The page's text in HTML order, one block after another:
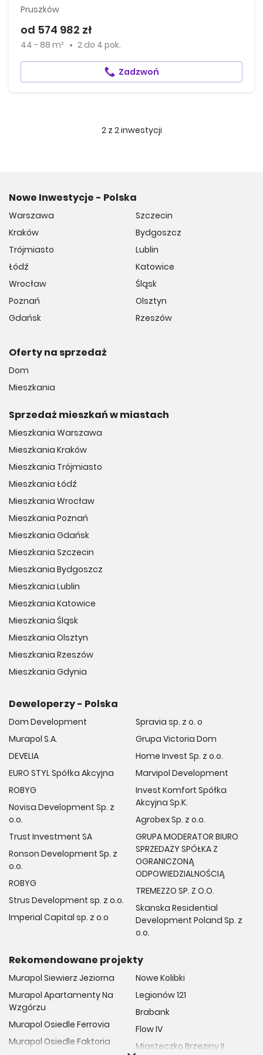
Pruszków
od 574 982 zł
44 - 88 m² 2 do 4 pok.
Zadzwoń
2z 2inwestycji
Nowe Inwestycje - Polska
Warszawa
Kraków
Trójmiasto
Łódź
Wrocław
Poznań
Gdańsk
Szczecin
Bydgoszcz
Lublin
Katowice
Śląsk
Olsztyn
Rzeszów
Oferty na sprzedaż
Dom
Mieszkania
Sprzedaż mieszkań w miastach
Mieszkania Warszawa
Mieszkania Kraków
Mieszkania Trójmiasto
Mieszkania Łódź
Mieszkania Wrocław
Mieszkania Poznań
Mieszkania Gdańsk
Mieszkania Szczecin
Mieszkania Bydgoszcz
Mieszkania Lublin
Mieszkania Katowice
Mieszkania Śląsk
Mieszkania Olsztyn
Mieszkania Rzeszów
Mieszkania Gdynia
Deweloperzy - Polska
Dom Development
Murapol S.A.
DEVELIA
EURO STYL Spółka Akcyjna
ROBYG
Novisa Development Sp. z
o.o.
Trust Investment SA
Ronson Development Sp. z
o.o.
ROBYG
Strus Development sp. z o.o.
Imperial Capital sp. z o.o
Spravia sp. z o. o
Grupa Victoria Dom
Home Invest Sp. z o.o.
Marvipol Development
Invest Komfort Spółka
Akcyjna Sp.K.
Agrobex Sp. z o.o.
GRUPA MODERATOR BIURO
SPRZEDAŻY SPÓŁKA Z
OGRANICZONĄ
ODPOWIEDZIALNOŚCIĄ
TREMEZZO SP. Z O.O.
Skanska Residential
Development Poland Sp. z
o.o.
Rekomendowane projekty
Murapol Siewierz Jeziorna
Murapol Apartamenty Na
Wzgórzu
Murapol Osiedle Ferrovia
Murapol Osiedle Faktoria
Nowe Kolibki
Legionów 121
Brabank
Flow IV
Miasteczko Brzeziny II